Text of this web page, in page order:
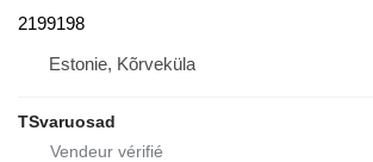
2199198
Estonie, Kõrveküla
TSvaruosad